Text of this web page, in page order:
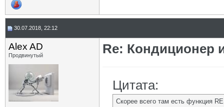
30.07.2018, 22:12
Alex AD
Продвинутый Re: Кондиционер
Цитата:
Скорее всего там есть функция